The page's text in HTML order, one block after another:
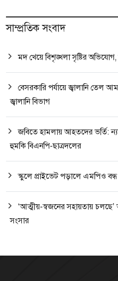
সাম্প্রতিক সংবাদ
মদ খেয়ে বিশৃঙ্খলা সৃষ্টির অভিযোগ,
বেসরকারি পর্যায়ে জ্বালানি তেল
জ্বালানি বিভাগ
জবিতে হামলায় আহতদের ভর্তি:
হুমকি বিএনপি-ছাত্রদলের
স্কুলে প্রাইভেট পড়ালে এমপিও বন্ধ
‘আত্মীয়-স্বজনের সহায়তায়
সংসার